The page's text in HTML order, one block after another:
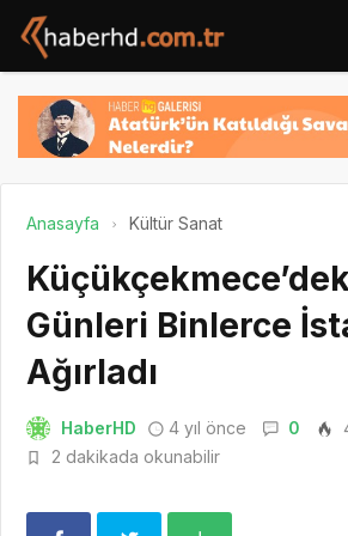
Anasayfa Kültür Sanat
Günleri Binlerce
Ağırladı
HaberHD 4 yıl önce 0
2 dakikada okunabilir